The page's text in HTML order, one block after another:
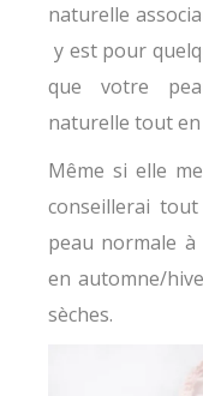
naturelle
y est pour
que votre
naturelle tout en
Même si elle
conseillerai
peau normale
en automne/
sèches.